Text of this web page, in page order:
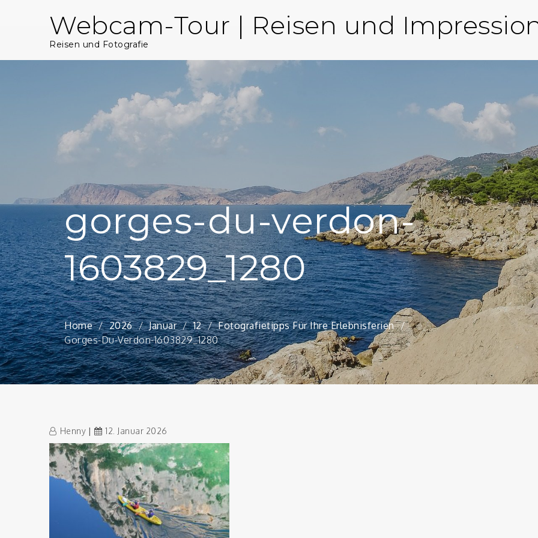
Webcam-Tour | Reisen und
Reisen und Fotografie
gorges-du-verdon-
1603829_1280
Home 2026 Januar 12
Fotografietipps Für Ihre Erlebnisferien
Gorges-Du-Verdon-1603829_1280
Henny 12. Januar 2026